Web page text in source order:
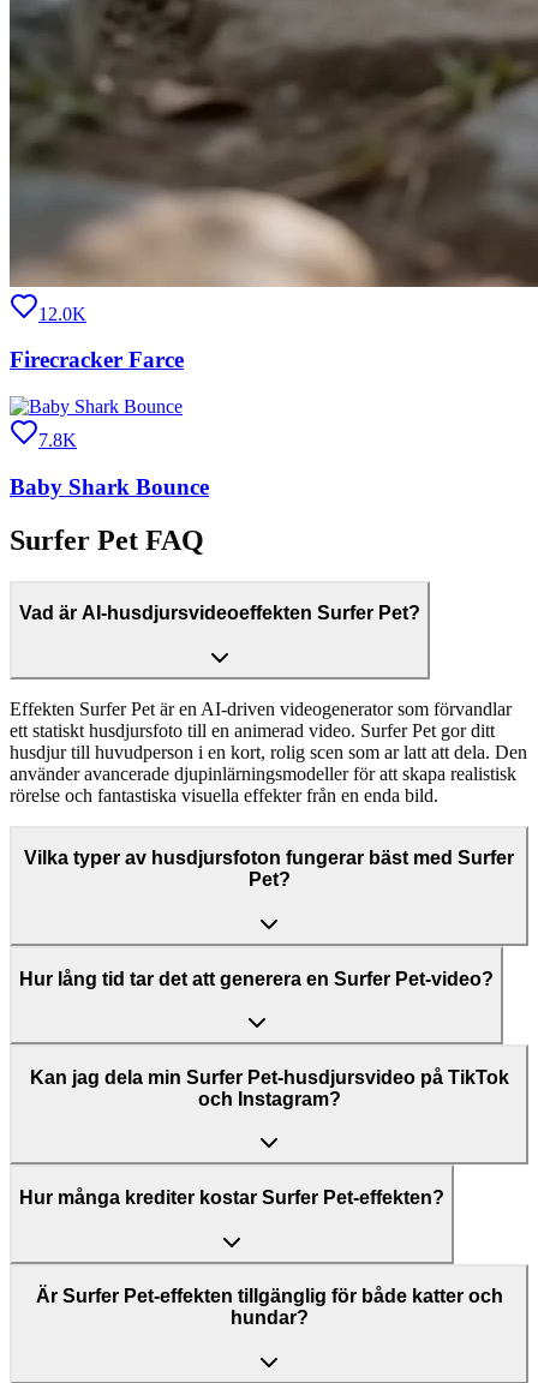
12.0K
Firecracker Farce
7.8K
Baby Shark Bounce
Surfer Pet FAQ
Vad är AI-husdjursvideoeffekten Surfer Pet?
Effekten Surfer Pet är en AI-driven videogenerator som förvandlar
ett statiskt husdjursfoto till en animerad video. Surfer Pet gor ditt
husdjur till huvudperson i en kort, rolig scen som ar latt att dela. Den
använder avancerade djupinlärningsmodeller för att skapa realistisk
rörelse och fantastiska visuella effekter från en enda bild.
Vilka typer av husdjursfoton fungerar bäst med Surfer
Pet?
Hur lång tid tar det att generera en Surfer Pet-video?
Kan jag dela min Surfer Pet-husdjursvideo på TikTok
och Instagram?
Hur många krediter kostar Surfer Pet-effekten?
Är Surfer Pet-effekten tillgänglig för både katter och
hundar?